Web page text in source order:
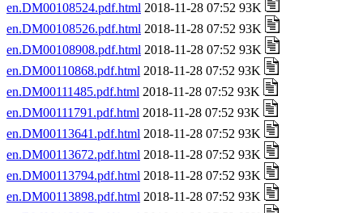
en.DM00108524.pdf.html 2018-11-28 07:52 93K
en.DM00108526.pdf.html 2018-11-28 07:52 93K
en.DM00108908.pdf.html 2018-11-28 07:52 93K
en.DM00110868.pdf.html 2018-11-28 07:52 93K
en.DM00111485.pdf.html 2018-11-28 07:52 93K
en.DM00111791.pdf.html 2018-11-28 07:52 93K
en.DM00113641.pdf.html 2018-11-28 07:52 93K
en.DM00113672.pdf.html 2018-11-28 07:52 93K
en.DM00113794.pdf.html 2018-11-28 07:52 93K
en.DM00113898.pdf.html 2018-11-28 07:52 93K